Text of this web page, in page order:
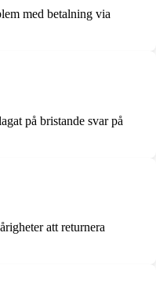
med betalning via
på bristande svar på
att returnera